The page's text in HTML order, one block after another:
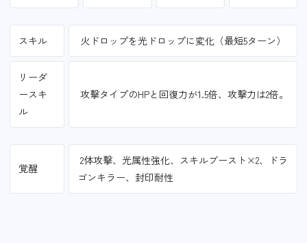
スキル 火ドロップを光ドロップに変化（最短5ターン）
リーダ
ースキ
ル
攻撃タイプのHPと回復力が1.5倍、攻撃力は2倍。
覚醒
2体攻撃、光属性強化、スキルブースト×2、ドラ
ゴンキラー、封印耐性